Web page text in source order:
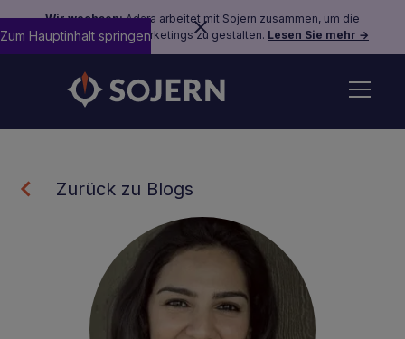
Wir wachsen:Adara arbeitet mit Sojern zusammen, um die
Zukunft des Reisemarketings zu gestalten. Lesen Sie mehr →
Zum Hauptinhalt springen
Zurück zu Blogs